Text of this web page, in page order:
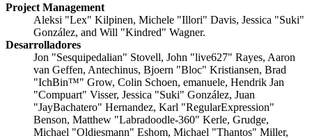
Project Management
Aleksi "Lex" Kilpinen, Michele "Illori" Davis, Jessica "Suki"
González, and Will "Kindred" Wagner.
Desarrolladores
Jon "Sesquipedalian" Stovell, John "live627" Rayes, Aaron
van Geffen, Antechinus, Bjoern "Bloc" Kristiansen, Brad
"IchBin™" Grow, Colin Schoen, emanuele, Hendrik Jan
"Compuart" Visser, Jessica "Suki" González, Juan
"JayBachatero" Hernandez, Karl "RegularExpression"
Benson, Matthew "Labradoodle-360" Kerle, Grudge,
Michael "Oldiesmann" Eshom, Michael "Thantos" Miller,